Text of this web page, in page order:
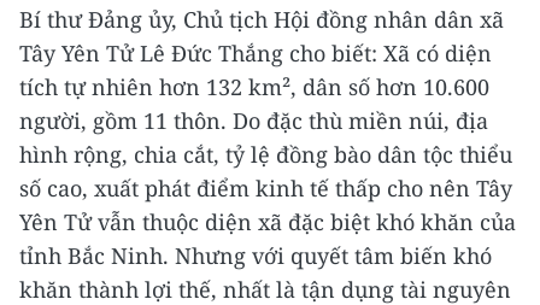
Bí thư Đảng ủy, Chủ tịch Hội đồng nhân dân xã
Tây Yên Tử Lê Đức Thắng cho biết: Xã có diện
tích tự nhiên hơn 132 km², dân số hơn 10.600
người, gồm 11 thôn. Do đặc thù miền núi, địa
hình rộng, chia cắt, tỷ lệ đồng bào dân tộc thiểu
số cao, xuất phát điểm kinh tế thấp cho nên Tây
Yên Tử vẫn thuộc diện xã đặc biệt khó khăn của
tỉnh Bắc Ninh. Nhưng với quyết tâm biến khó
khăn thành lợi thế, nhất là tận dụng tài nguyên